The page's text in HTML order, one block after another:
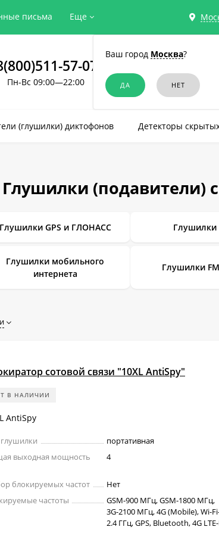
Ваш город Москва?
письма Еще
57-07
Пн-Вс 09:00—22:00
(глушилки) диктофонов Детекторы
Глушилки (подавители)
Глушилки GPS и ГЛОНАСС Глушилки
Глушилки мобильного
интернета
Глушилки
сотовой связи "10XL AntiSpy"
В НАЛИЧИИ
AntiSpy
портативная
выходная мощность
4
блокируемых частот
Нет
частоты
GSM-900 МГц, GSM-1800 МГц,
3G-2100 МГц, 4G (Mobile), Wi-
2.4 ГГц, GPS, Bluetooth, 4G